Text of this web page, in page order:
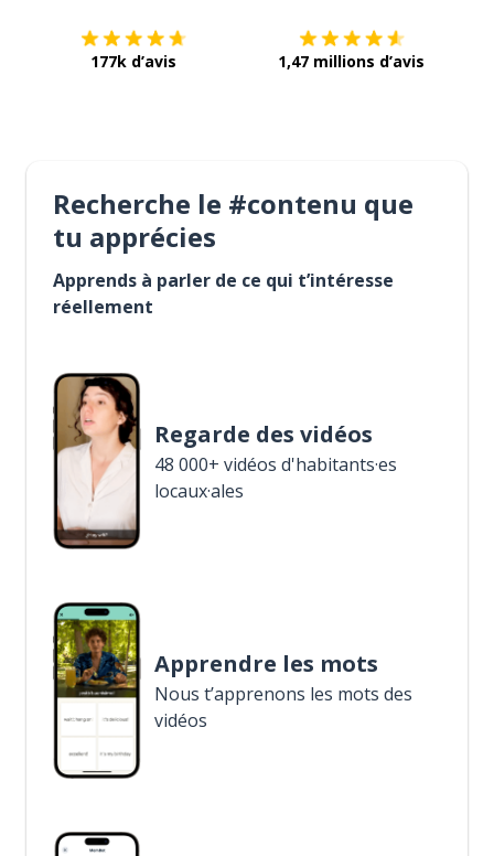
177k d’avis 1,47 millions d’avis
Recherche le #contenu que
tu apprécies
Apprends à parler de ce qui t’intéresse
réellement
Regarde des vidéos
48 000+ vidéos d'habitants·es
locaux·ales
Apprendre les mots
Nous t’apprenons les mots des
vidéos